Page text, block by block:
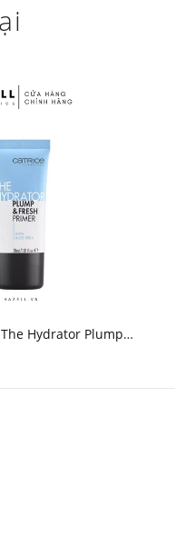
Hydrator Plump &